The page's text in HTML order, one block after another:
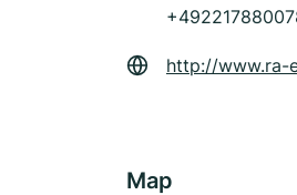
http://www.ra-
Map